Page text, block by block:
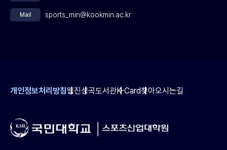
개인정보처리방침웹진성곡도서관K-Card찾아오시는길
Mail sports_min@kookmin.ac.kr